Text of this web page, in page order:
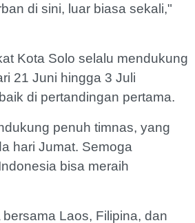
di sini, luar biasa sekali,"
Kota Solo selalu mendukung
21 Juni hingga 3 Juli
di pertandingan pertama.
penuh timnas, yang
hari Jumat. Semoga
bisa meraih
Laos, Filipina, dan